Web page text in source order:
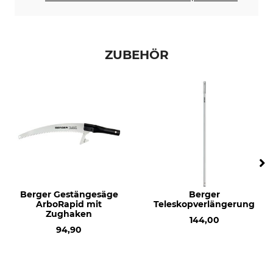
ZUBEHÖR
Berger Gestängesäge
ArboRapid mit
Zughaken
94,90
Berger
Teleskopverlängerung
144,00